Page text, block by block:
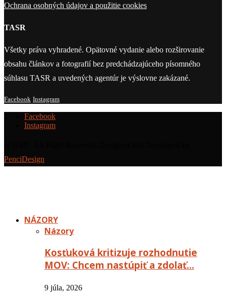
Ochrana osobných údajov a použitie cookies
TASR
Všetky práva vyhradené. Opätovné vydanie alebo rozširovanie
obsahu článkov a fotografií bez predchádzajúceho písomného
súhlasu TASR a uvedených agentúr je výslovne zakázané.
Facebook Instagram
Facebook
Instagram
PenciDesign
NÁZORY
Názory
Kosťuková kritizuje rozhodnutie
MOV: Chcem nastúpiť a zdolať…
9 júla, 2026